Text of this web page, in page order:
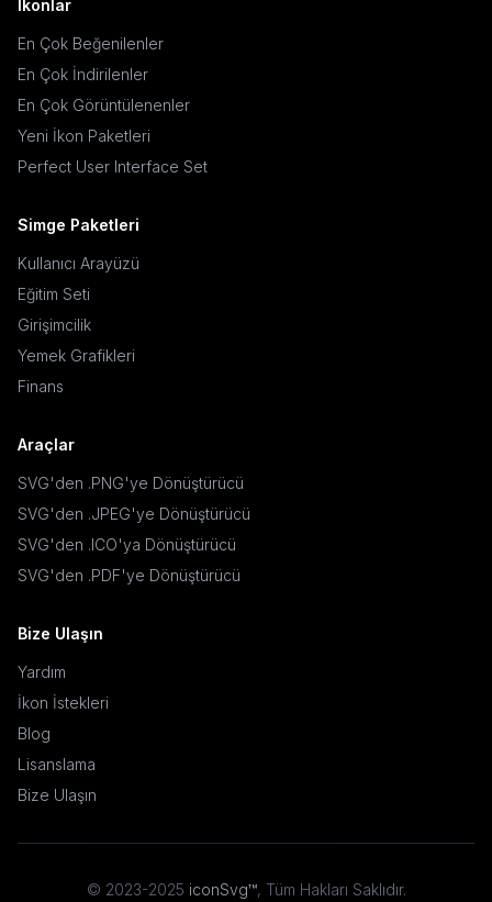
İkonlar
En Çok Beğenilenler
En Çok İndirilenler
En Çok Görüntülenenler
Yeni İkon Paketleri
Perfect User Interface Set
Simge Paketleri
Kullanıcı Arayüzü
Eğitim Seti
Girişimcilik
Yemek Grafikleri
Finans
Araçlar
SVG'den .PNG'ye Dönüştürücü
SVG'den .JPEG'ye Dönüştürücü
SVG'den .ICO'ya Dönüştürücü
SVG'den .PDF'ye Dönüştürücü
Bize Ulaşın
Yardım
İkon İstekleri
Blog
Lisanslama
Bize Ulaşın
© 2023-2025 iconSvg™, Tüm Hakları Saklıdır.